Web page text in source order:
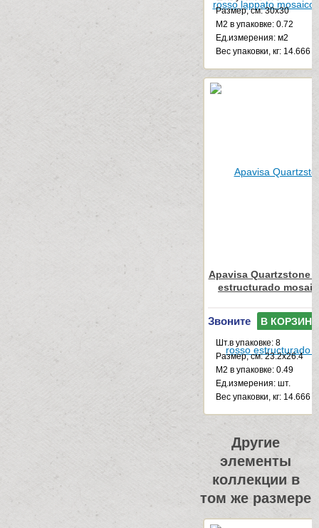
Размер, см: 30x30
М2 в упаковке: 0.72
Ед.измерения: м2
Веc упаковки, кг: 14.666
Apavisa Quartzstone
estructurado
Звоните В КОРЗИНУ
Шт.в упаковке: 8
Размер, см: 23.2x26.4
М2 в упаковке: 0.49
Ед.измерения: шт.
Веc упаковки, кг: 14.666
Другие
элементы
коллекции в
том же размере